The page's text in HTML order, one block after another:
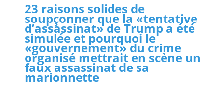
23 raisons solides de
soupçonner que la «tentative
d’assassinat» de Trump a été
simulée et pourquoi le
«gouvernement» du crime
organisé mettrait en scène un
faux assassinat de sa
marionnette